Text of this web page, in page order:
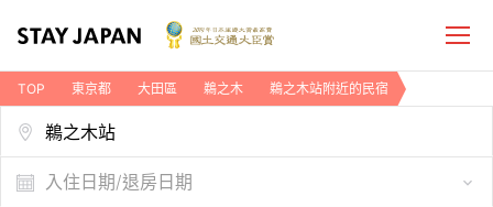
TOP 東京都 大田區 鵜之木 鵜之木站附近的民宿
入住日期/退房日期